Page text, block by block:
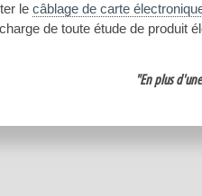
le câblage de carte
de toute étude de produit
"En plus